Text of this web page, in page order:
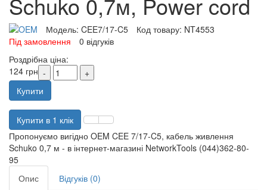
Модель: CEE7/17-C5 Код товару: NT4553
Під замовлення
0 відгуків
Роздрібна ціна:
124 грн
Купити
Купити в 1 клік
Пропонуємо вигідно OEM CEE 7/17-C5, кабель живлення
Schuko 0,7 м - в інтернет-магазині NetworkTools (044)362-80-
95
Опис
Відгуків (0)